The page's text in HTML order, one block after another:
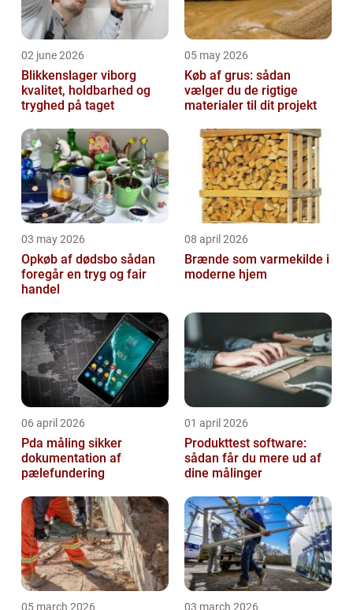
02 june 2026
Blikkenslager viborg
kvalitet, holdbarhed og
tryghed på taget
05 may 2026
Køb af grus: sådan
vælger du de rigtige
materialer til dit projekt
03 may 2026
Opkøb af dødsbo sådan
foregår en tryg og fair
handel
08 april 2026
Brænde som varmekilde i
moderne hjem
06 april 2026
Pda måling sikker
dokumentation af
pælefundering
01 april 2026
Produkttest software:
sådan får du mere ud af
dine målinger
05 march 2026 03 march 2026